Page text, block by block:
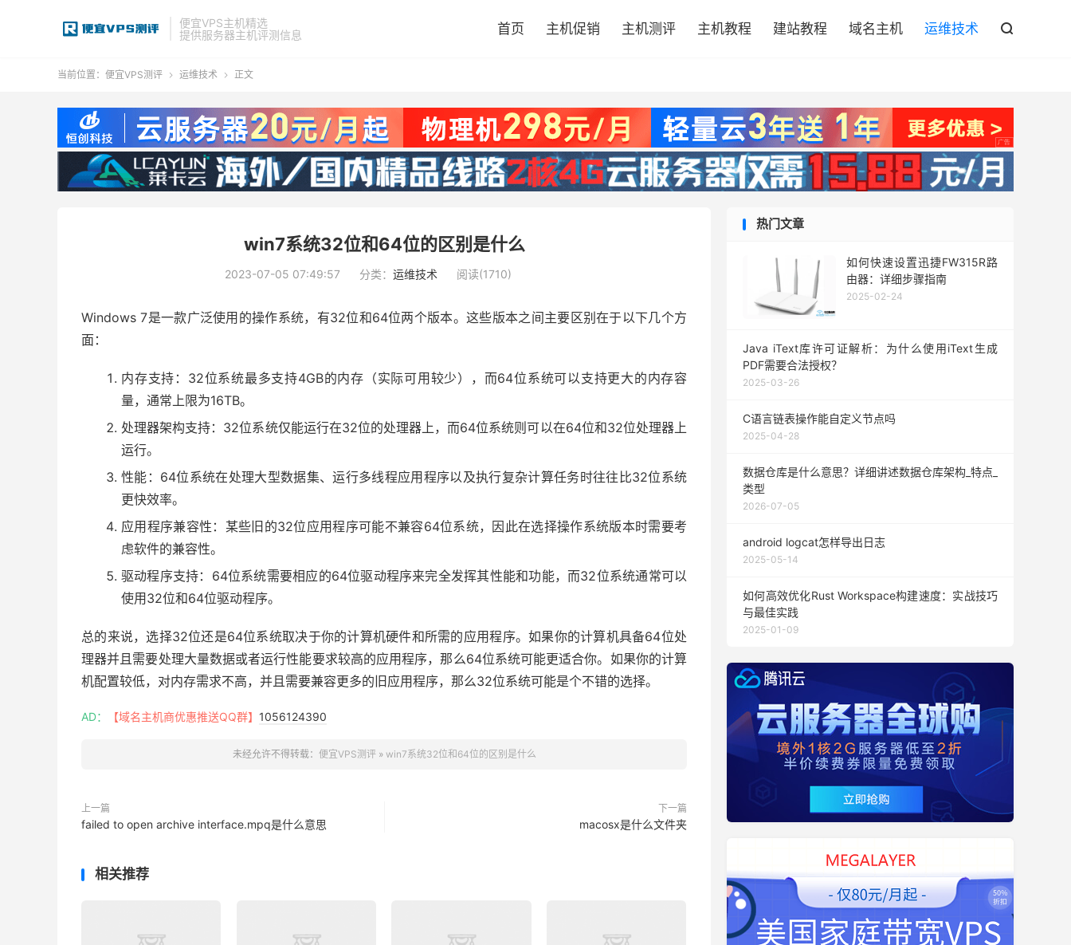
便宜VPS主机精选
提供服务器主机评测信息
首页 主机促销 主机测评 主机教程 建站教程 域名主机 运维技术 
当前位置： 便宜VPS测评  运维技术  正文
win7系统32位和64位的区别是什么
2023-07-05 07:49:57 分类： 运维技术 阅读(1710)
Windows 7是一款广泛使用的操作系统，有32位和64位两个版本。这些版本之间主要区别在于以下几个方
面：
内存支持：32位系统最多支持4GB的内存（实际可用较少），而64位系统可以支持更大的内存容
量，通常上限为16TB。
处理器架构支持：32位系统仅能运行在32位的处理器上，而64位系统则可以在64位和32位处理器上
运行。
性能：64位系统在处理大型数据集、运行多线程应用程序以及执行复杂计算任务时往往比32位系统
更快效率。
应用程序兼容性：某些旧的32位应用程序可能不兼容64位系统，因此在选择操作系统版本时需要考
虑软件的兼容性。
驱动程序支持：64位系统需要相应的64位驱动程序来完全发挥其性能和功能，而32位系统通常可以
使用32位和64位驱动程序。
总的来说，选择32位还是64位系统取决于你的计算机硬件和所需的应用程序。如果你的计算机具备64位处
理器并且需要处理大量数据或者运行性能要求较高的应用程序，那么64位系统可能更适合你。如果你的计算
机配置较低，对内存需求不高，并且需要兼容更多的旧应用程序，那么32位系统可能是个不错的选择。
AD： 【域名主机商优惠推送QQ群】 1056124390
未经允许不得转载： 便宜VPS测评» win7系统32位和64位的区别是什么
上一篇
failed to open archive interface.mpq是什么意思
下一篇
macosx是什么文件夹
相关推荐
热门文章
如何快速设置迅捷FW315R路
由器：详细步骤指南
2025-02-24
Java iText库许可证解析：为什么使用iText生成
PDF需要合法授权？
2025-03-26
C语言链表操作能自定义节点吗
2025-04-28
数据仓库是什么意思？详细讲述数据仓库架构_特点_
类型
2026-07-05
android logcat怎样导出日志
2025-05-14
如何高效优化Rust Workspace构建速度：实战技巧
与最佳实践
2025-01-09